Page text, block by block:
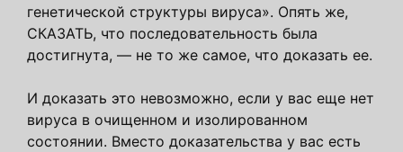
генетической структуры вируса». Опять же,
СКАЗАТЬ, что последовательность была
достигнута, — не то же самое, что доказать ее.
И доказать это невозможно, если у вас еще нет
вируса в очищенном и изолированном
состоянии. Вместо доказательства у вас есть